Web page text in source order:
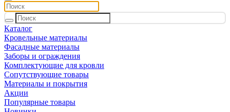
Каталог
Кровельные материалы
Фасадные материалы
Заборы и ограждения
Комплектующие для кровли
Сопутствующие товары
Материалы и покрытия
Акции
Популярные товары